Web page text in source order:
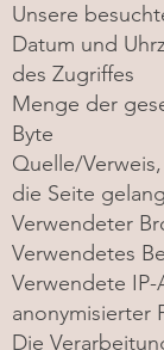
Unsere
Datum und
des Zugriffes
Menge der
Byte
Quelle/
die Seite
Verwendeter
Verwendetes
Verwendete
anonymisierter
Die